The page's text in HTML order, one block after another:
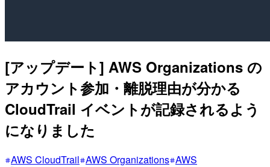
[アップデート] AWS Organizations の
アカウント参加・離脱理由が分かる
CloudTrail イベントが記録されるよう
になりました
AWS CloudTrail AWS Organizations AWS